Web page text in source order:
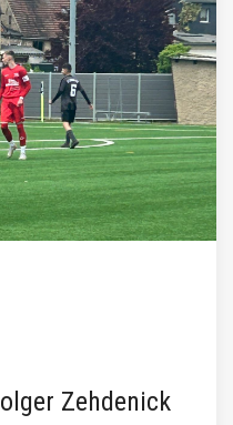
Zehdenick